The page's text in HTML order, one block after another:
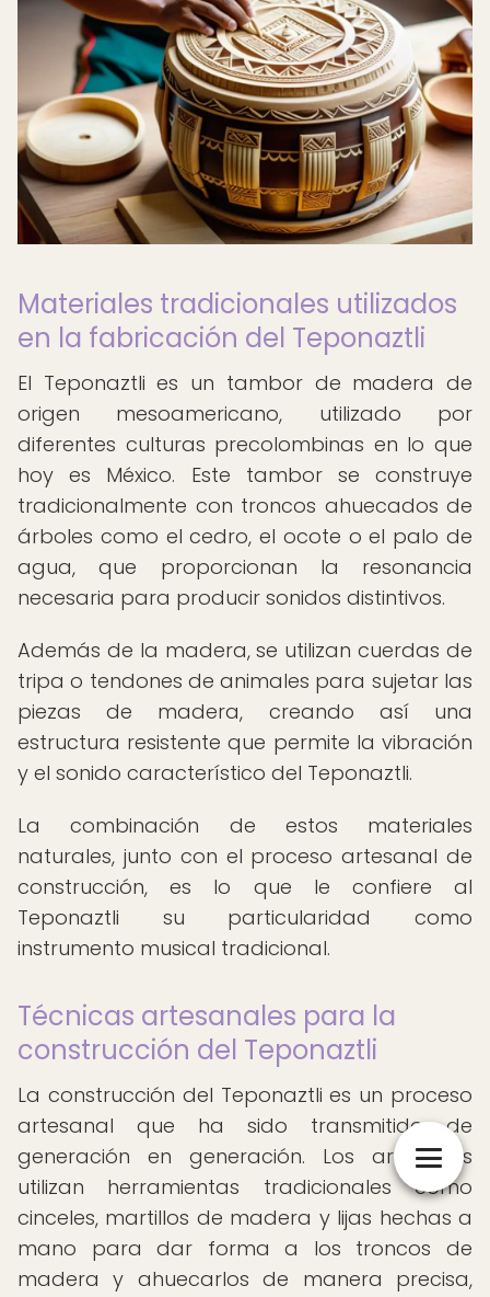
Materiales tradicionales utilizados
en la fabricación del Teponaztli
El Teponaztli es un tambor de madera de
origen mesoamericano, utilizado por
diferentes culturas precolombinas en lo que
hoy es México. Este tambor se construye
tradicionalmente con troncos ahuecados de
árboles como el cedro, el ocote o el palo de
agua, que proporcionan la resonancia
necesaria para producir sonidos distintivos.
Además de la madera, se utilizan cuerdas de
tripa o tendones de animales para sujetar las
piezas de madera, creando así una
estructura resistente que permite la vibración
y el sonido característico del Teponaztli.
La combinación de estos materiales
naturales, junto con el proceso artesanal de
construcción, es lo que le confiere al
Teponaztli su particularidad como
instrumento musical tradicional.
Técnicas artesanales para la
construcción del Teponaztli
La construcción del Teponaztli es un proceso
artesanal que ha sido transmitido de
generación en generación. Los artesanos
utilizan herramientas tradicionales como
cinceles, martillos de madera y lijas hechas a
mano para dar forma a los troncos de
madera y ahuecarlos de manera precisa,